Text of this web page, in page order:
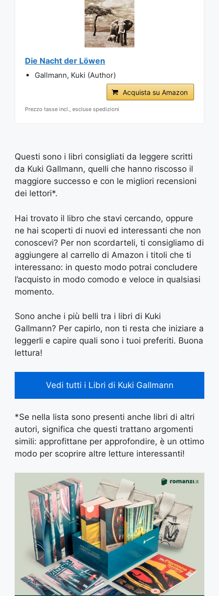
Die Nacht der Löwen
Gallmann, Kuki (Author)
Acquista su Amazon
Prezzo tasse incl., escluse spedizioni
Questi sono i libri consigliati da leggere scritti
da Kuki Gallmann, quelli che hanno riscosso il
maggiore successo e con le migliori recensioni
dei lettori*.
Hai trovato il libro che stavi cercando, oppure
ne hai scoperti di nuovi ed interessanti che non
conoscevi? Per non scordarteli, ti consigliamo di
aggiungere al carrello di Amazon i titoli che ti
interessano: in questo modo potrai concludere
l’acquisto in modo comodo e veloce in qualsiasi
momento.
Sono anche i più belli tra i libri di Kuki
Gallmann? Per capirlo, non ti resta che iniziare a
leggerli e capire quali sono i tuoi preferiti. Buona
lettura!
Vedi tutti i Libri di Kuki Gallmann
*Se nella lista sono presenti anche libri di altri
autori, significa che questi trattano argomenti
simili: approfittane per approfondire, è un ottimo
modo per scoprire altre letture interessanti!